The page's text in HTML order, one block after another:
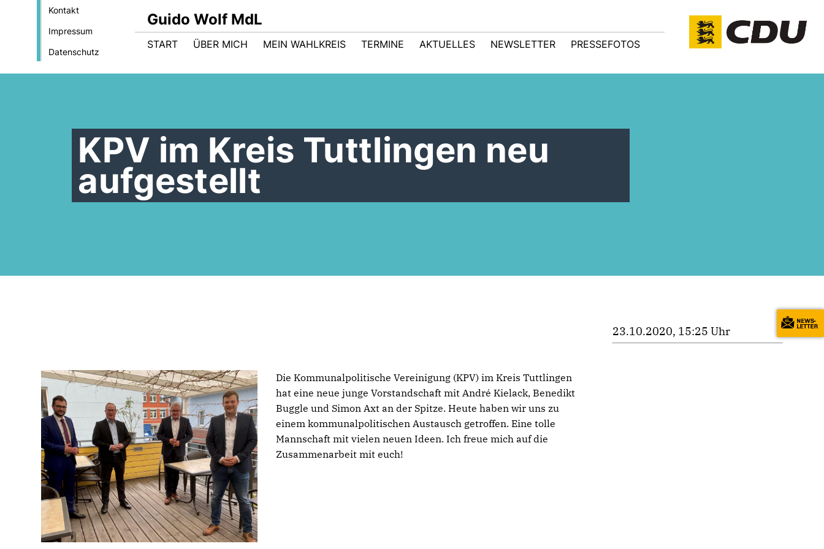
Kontakt
Impressum
Datenschutz
Guido Wolf MdL
START ÜBER MICH MEIN WAHLKREIS TERMINE AKTUELLES NEWSLETTER PRESSEFOTOS
KPV im Kreis Tuttlingen neu
aufgestellt
Die Kommunalpolitische Vereinigung (KPV) im Kreis Tuttlingen
hat eine neue junge Vorstandschaft mit André Kielack, Benedikt
Buggle und Simon Axt an der Spitze. Heute haben wir uns zu
einem kommunalpolitischen Austausch getroffen. Eine tolle
Mannschaft mit vielen neuen Ideen. Ich freue mich auf die
Zusammenarbeit mit euch!
23.10.2020, 15:25 Uhr